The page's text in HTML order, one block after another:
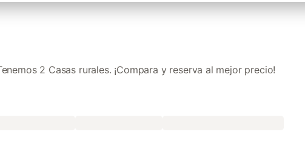
2 Casas rurales. ¡Compara y reserva al mejor precio!